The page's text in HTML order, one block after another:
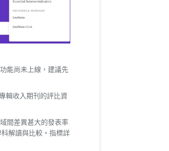
能尚未上線，建議先
輯收入期刊的評比資
間差異甚大的發表率
解讀與比較。指標詳